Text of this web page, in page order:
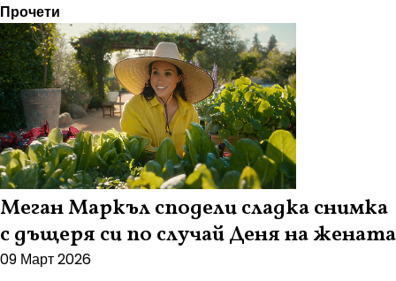
Прочети
Меган Маркъл сподели сладка снимка
с дъщеря си по случай Деня на жената
09 Март 2026